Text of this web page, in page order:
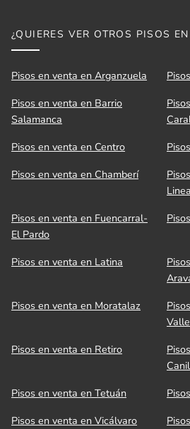
¿QUIERES VER OTROS PISOS
Pisos en venta en Arganzuela
Pisos en venta en Barrio
Salamanca
Pisos en venta en Centro
Pisos en venta en Chamberí
Pisos en venta en Fuencarral-
El Pardo
Pisos en venta en Latina
Pisos en venta en Moratalaz
Pisos en venta en Retiro
Pisos en venta en Tetuán
Pisos en venta en Vicálvaro